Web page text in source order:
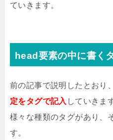
ていきます。
head要素の中に書く
前の記事で説明したとおり
定をタグで記入 していきま
様々な種類のタグがあり、
す。